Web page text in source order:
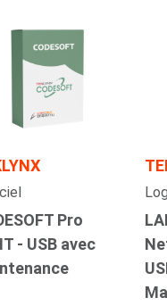
Pro
- USB avec